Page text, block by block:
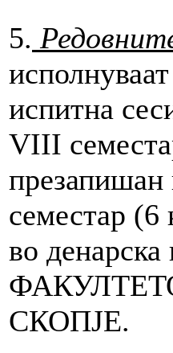
5.
испитна
VIII
презапишан
семестар (6
во
СКОПЈЕ.